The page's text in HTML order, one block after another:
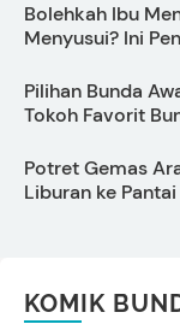
Bolehkah Ibu
Menyusui? Ini
Pilihan Bunda
Tokoh Favorit
Potret Gemas
Liburan ke
KOMIK